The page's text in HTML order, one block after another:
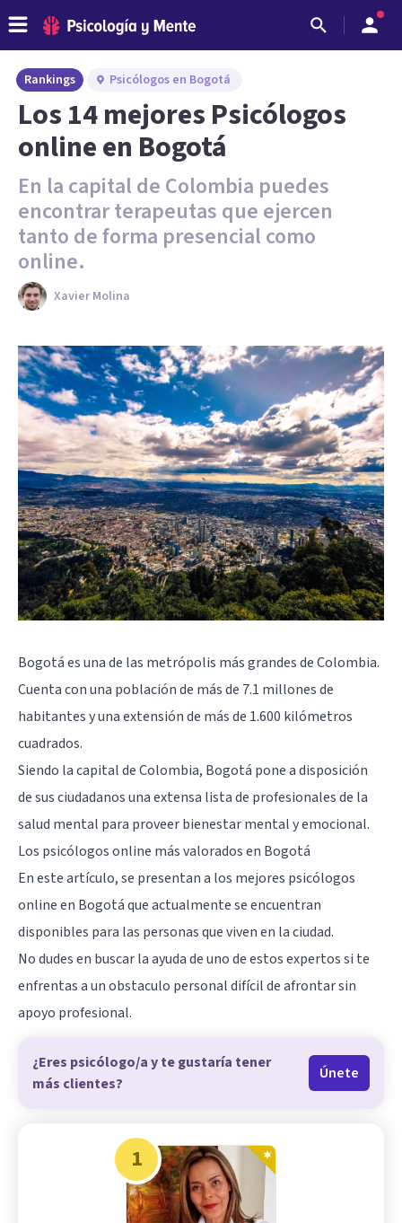
Rankings Psicólogos en Bogotá
Los 14 mejores Psicólogos
online en Bogotá
En la capital de Colombia puedes
encontrar terapeutas que ejercen
tanto de forma presencial como
online.
Xavier Molina
Bogotáes una de las metrópolis más grandes de Colombia.
Cuenta con una población de más de 7.1 millones de
habitantes y una extensión de más de 1.600 kilómetros
cuadrados.
Siendo la capital de Colombia, Bogotá pone a disposición
de sus ciudadanos una extensa lista de profesionales de la
salud mental para proveer bienestar mental y emocional.
Los psicólogos online más valorados en Bogotá
En este artículo, se presentan a los mejores psicólogos
online en Bogotá que actualmente se encuentran
disponibles para las personas que viven en la ciudad.
No dudes en buscar la ayuda de uno de estos expertos si te
enfrentas a un obstaculo personal difícil de afrontar sin
apoyo profesional.
¿Eres psicólogo/a y te gustaría tener
más clientes?
Únete
1